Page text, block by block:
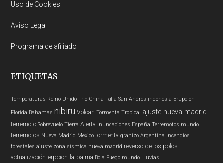
Uso de Cookies
Aviso Legal
Programa de afiliado
ETIQUETAS
Temperaturas Reino Unido Frío China Falla San Andres indonesia Erupción
Florida Bahamas nibiru Volcan Tormenta Tropical ajuste nueva madrid
terremoto Sobrevuelo Tierra Alerta Inundaciones España Terremotos mundo
terremotos Nueva Madrid Mexico tormenta granizo Argentina Incendios
forestales ajuste zona sísmica nueva madrid reverso de los polos
actualización-erpcion-la-palma Bola Fuego mundo Lluvias